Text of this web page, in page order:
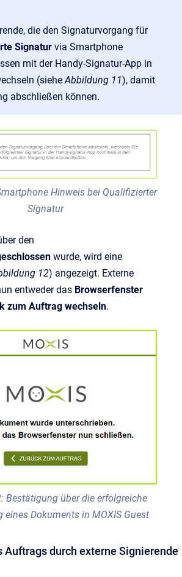
die den Signaturvorgang für
Signatur via Smartphone
mit der Handy-Signatur-App in
(sieheAbbildung 11), damit
abschließen können.
Hinweis bei Qualifizierter
Signatur
den
wurde, wird eine
12) angezeigt. Externe
entweder das Browserfenster
zum Auftrag wechseln.
Bestätigung über die erfolgreiche
eines Dokuments in MOXIS Guest
Auftrags durch externe Signierende